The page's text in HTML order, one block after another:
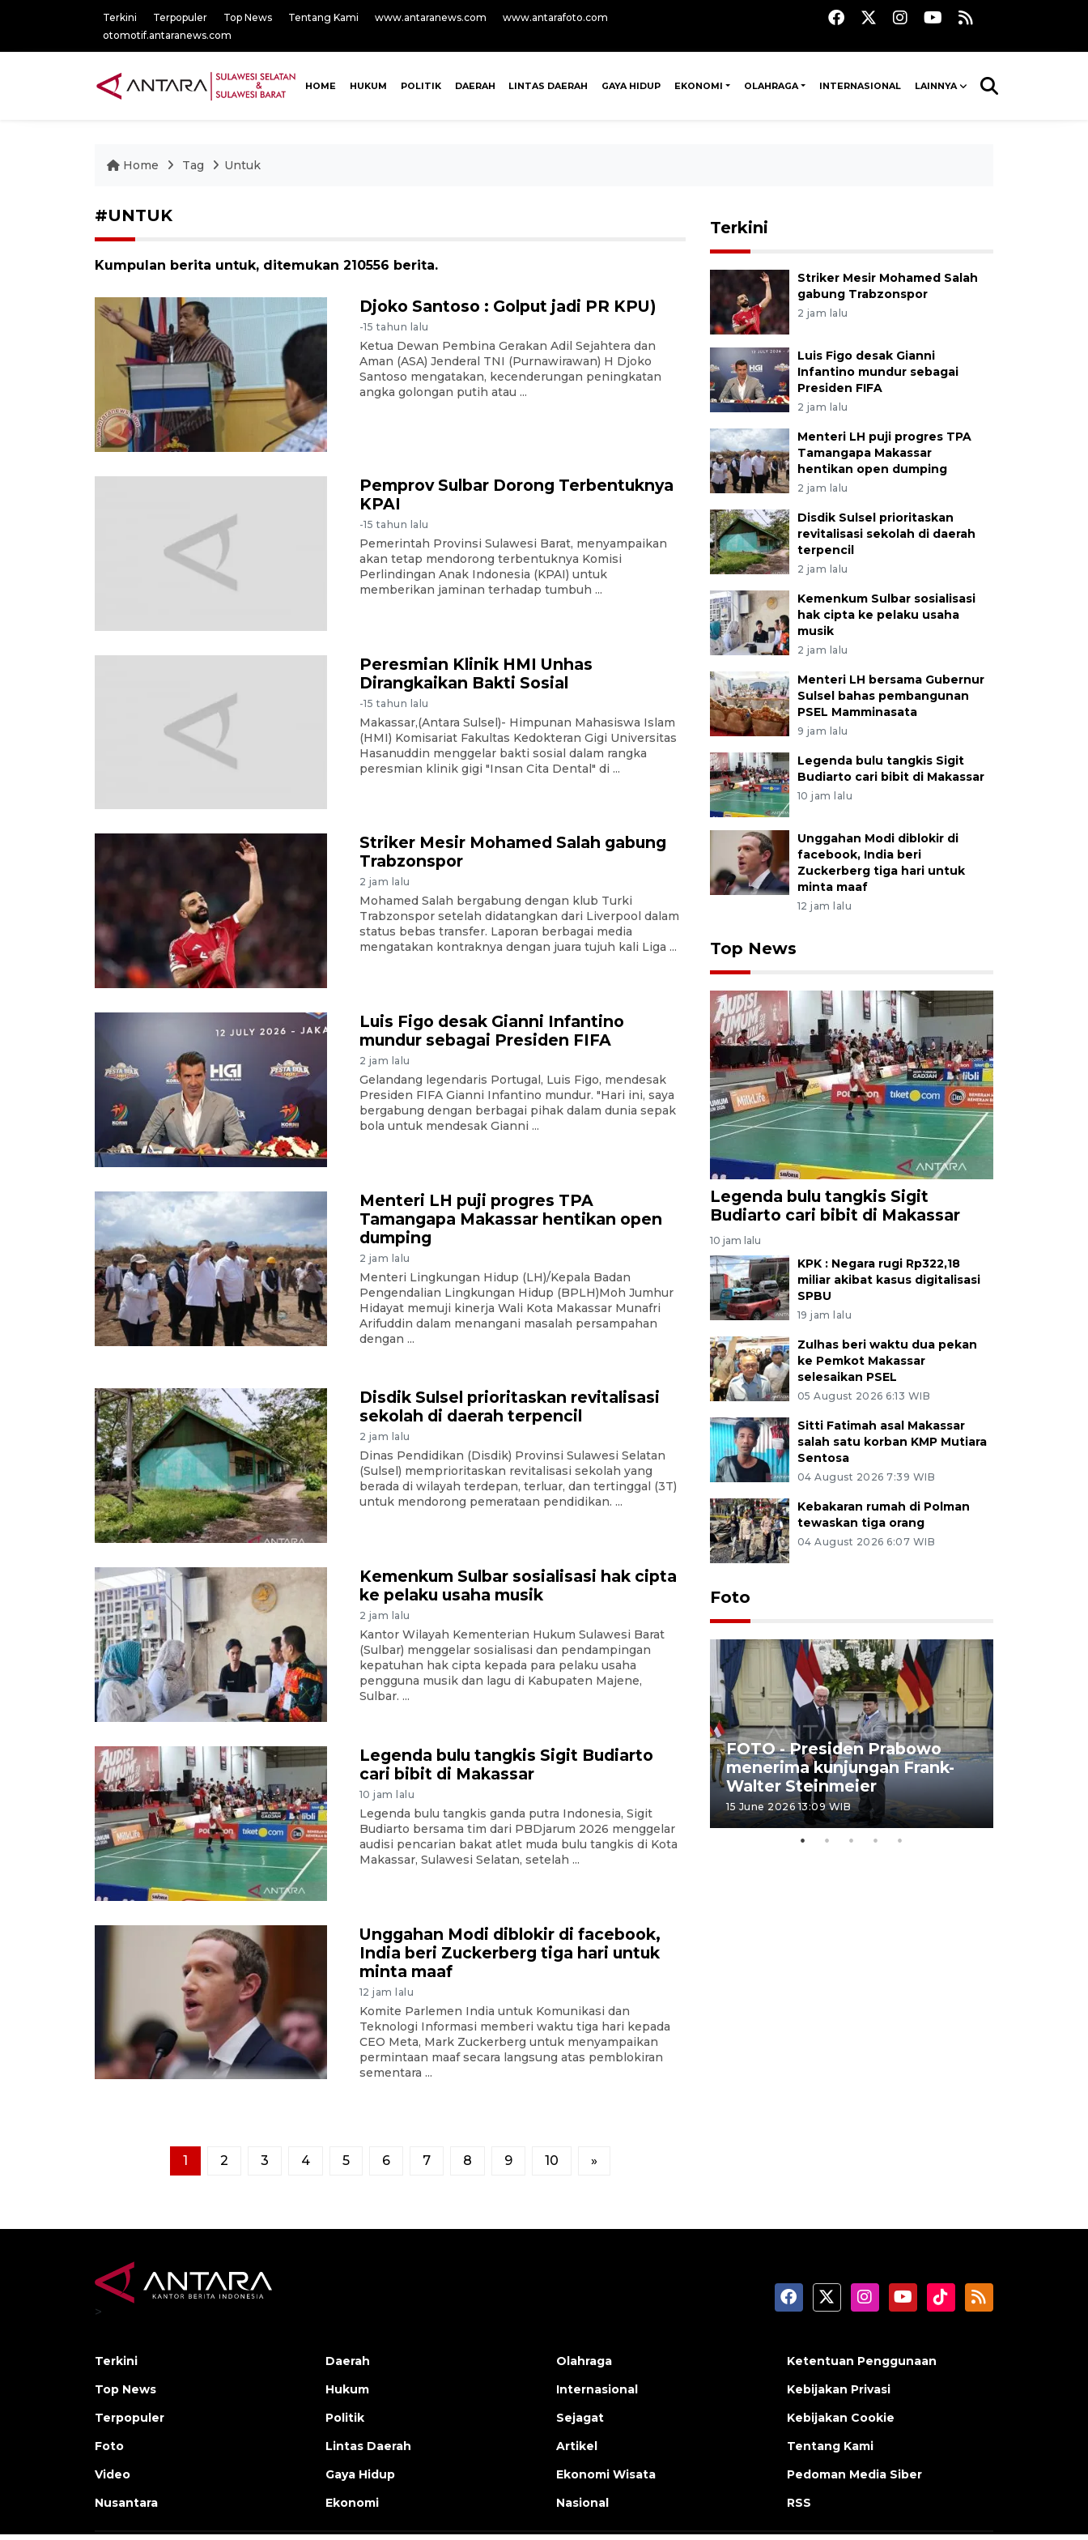
Terkini Terpopuler Top News Tentang Kami www.antaranews.com
www.antarafoto.com
otomotif.antaranews.com
HOME HUKUM POLITIK DAERAH LINTAS DAERAH GAYA HIDUP EKONOMI OLAHRAGA INTERNASIONAL LAINNYA
Home Tag Untuk
#UNTUK
Kumpulan berita untuk, ditemukan 210556 berita.
Djoko Santoso : Golput jadi PR KPU)
-15 tahun lalu
Ketua Dewan Pembina Gerakan Adil Sejahtera dan
Aman (ASA) Jenderal TNI (Purnawirawan) H Djoko
Santoso mengatakan, kecenderungan peningkatan
angka golongan putih atau ...
Pemprov Sulbar Dorong Terbentuknya
KPAI
-15 tahun lalu
Pemerintah Provinsi Sulawesi Barat, menyampaikan
akan tetap mendorong terbentuknya Komisi
Perlindingan Anak Indonesia (KPAI) untuk
memberikan jaminan terhadap tumbuh ...
Peresmian Klinik HMI Unhas
Dirangkaikan Bakti Sosial
-15 tahun lalu
Makassar,(Antara Sulsel)- Himpunan Mahasiswa Islam
(HMI) Komisariat Fakultas Kedokteran Gigi Universitas
Hasanuddin menggelar bakti sosial dalam rangka
peresmian klinik gigi "Insan Cita Dental" di ...
Striker Mesir Mohamed Salah gabung
Trabzonspor
2 jam lalu
Mohamed Salah bergabung dengan klub Turki
Trabzonspor setelah didatangkan dari Liverpool dalam
status bebas transfer. Laporan berbagai media
mengatakan kontraknya dengan juara tujuh kali Liga ...
Luis Figo desak Gianni Infantino
mundur sebagai Presiden FIFA
2 jam lalu
Gelandang legendaris Portugal, Luis Figo, mendesak
Presiden FIFA Gianni Infantino mundur. "Hari ini, saya
bergabung dengan berbagai pihak dalam dunia sepak
bola untuk mendesak Gianni ...
Menteri LH puji progres TPA
Tamangapa Makassar hentikan open
dumping
2 jam lalu
Menteri Lingkungan Hidup (LH)/Kepala Badan
Pengendalian Lingkungan Hidup (BPLH)Moh Jumhur
Hidayat memuji kinerja Wali Kota Makassar Munafri
Arifuddin dalam menangani masalah persampahan
dengan ...
Disdik Sulsel prioritaskan revitalisasi
sekolah di daerah terpencil
2 jam lalu
Dinas Pendidikan (Disdik) Provinsi Sulawesi Selatan
(Sulsel) memprioritaskan revitalisasi sekolah yang
berada di wilayah terdepan, terluar, dan tertinggal (3T)
untuk mendorong pemerataan pendidikan. ...
Kemenkum Sulbar sosialisasi hak cipta
ke pelaku usaha musik
2 jam lalu
Kantor Wilayah Kementerian Hukum Sulawesi Barat
(Sulbar) menggelar sosialisasi dan pendampingan
kepatuhan hak cipta kepada para pelaku usaha
pengguna musik dan lagu di Kabupaten Majene,
Sulbar. ...
Legenda bulu tangkis Sigit Budiarto
cari bibit di Makassar
10 jam lalu
Legenda bulu tangkis ganda putra Indonesia, Sigit
Budiarto bersama tim dari PBDjarum 2026 menggelar
audisi pencarian bakat atlet muda bulu tangkis di Kota
Makassar, Sulawesi Selatan, setelah ...
Unggahan Modi diblokir di facebook,
India beri Zuckerberg tiga hari untuk
minta maaf
12 jam lalu
Komite Parlemen India untuk Komunikasi dan
Teknologi Informasi memberi waktu tiga hari kepada
CEO Meta, Mark Zuckerberg untuk menyampaikan
permintaan maaf secara langsung atas pemblokiran
sementara ...
1 2 3 4 5 6 7 8 9 10 »
Terkini
Striker Mesir Mohamed Salah
gabung Trabzonspor
2 jam lalu
Luis Figo desak Gianni
Infantino mundur sebagai
Presiden FIFA
2 jam lalu
Menteri LH puji progres TPA
Tamangapa Makassar
hentikan open dumping
2 jam lalu
Disdik Sulsel prioritaskan
revitalisasi sekolah di daerah
terpencil
2 jam lalu
Kemenkum Sulbar sosialisasi
hak cipta ke pelaku usaha
musik
2 jam lalu
Menteri LH bersama Gubernur
Sulsel bahas pembangunan
PSEL Mamminasata
9 jam lalu
Legenda bulu tangkis Sigit
Budiarto cari bibit di Makassar
10 jam lalu
Unggahan Modi diblokir di
facebook, India beri
Zuckerberg tiga hari untuk
minta maaf
12 jam lalu
Top News
Legenda bulu tangkis Sigit
Budiarto cari bibit di Makassar
10 jam lalu
KPK : Negara rugi Rp322,18
miliar akibat kasus digitalisasi
SPBU
19 jam lalu
Zulhas beri waktu dua pekan
ke Pemkot Makassar
selesaikan PSEL
05 August 2026 6:13 WIB
Sitti Fatimah asal Makassar
salah satu korban KMP Mutiara
Sentosa
04 August 2026 7:39 WIB
Kebakaran rumah di Polman
tewaskan tiga orang
04 August 2026 6:07 WIB
Foto
FOTO - Kirab memperingati
HUT ke-80 Raja Keraton
Yogyakarta
02 April 2026 12:51 WIB
FOTO - Presiden Prabowo
menerima kunjungan Frank-
Walter Steinmeier
15 June 2026 13:09 WIB
>
Terkini
Top News
Terpopuler
Foto
Video
Nusantara
Daerah
Hukum
Politik
Lintas Daerah
Gaya Hidup
Ekonomi
Olahraga
Internasional
Sejagat
Artikel
Ekonomi Wisata
Nasional
Ketentuan Penggunaan
Kebijakan Privasi
Kebijakan Cookie
Tentang Kami
Pedoman Media Siber
RSS